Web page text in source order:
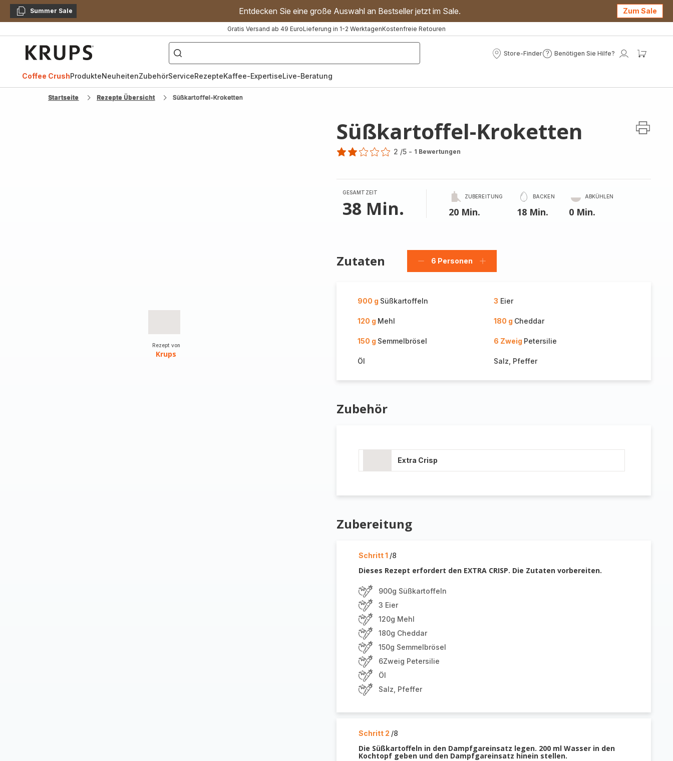
KopierenSummer Sale Entdecken Sie eine große Auswahl an Bestseller jetzt im Sale. Zum Sale
Gratis Versand ab 49 EuroLieferung in 1-2 WerktagenKostenfreie Retouren
["Kaffeevollautomat","Handmixer","Waffeleisen"]
Store-Finder
Store-
Benötigen Sie Hilfe?
Benötigen
Mein
Coffee CrushProdukteNeuheitenZubehörServiceRezepteKaffee-ExpertiseLive-Beratung
Startseite Rezepte Übersicht Süßkartoffel-Kroketten
Rezept von
Krups
Süßkartoffel-Kroketten
2
Sternen
(Durchschnitt)
2 /5 - 1 Bewertungen
GESAMTZEIT
38 Min.
ZUBEREITUNG
20 Min.
BACKEN
18 Min.
ABKÜHLEN
0 Min.
Zutaten
Personen
6 Personen
Personen
900 g Süßkartoffeln 3 Eier
120 g Mehl 180 g Cheddar
150 g Semmelbrösel 6 Zweig Petersilie
Öl Salz, Pfeffer
Zubehör
Extra Crisp
Zubereitung
Schritt 1 /8
Dieses Rezept erfordert den EXTRA CRISP. Die Zutaten vorbereiten.
900g Süßkartoffeln
3 Eier
120g Mehl
180g Cheddar
150g Semmelbrösel
6Zweig Petersilie
Öl
Salz, Pfeffer
Schritt 2 /8
Die Süßkartoffeln in den Dampfgareinsatz legen. 200 ml Wasser in den
Kochtopf geben und den Dampfgareinsatz hinein stellen.